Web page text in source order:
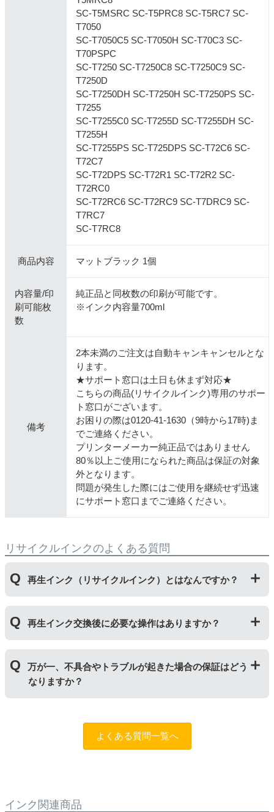
SC-T5MSRC SC-T5PRC8 SC-T5RC7 SC-
T7050
SC-T7050C5 SC-T7050H SC-T70C3 SC-
T70PSPC
SC-T7250 SC-T7250C8 SC-T7250C9 SC-
T7250D
SC-T7250DH SC-T7250H SC-T7250PS SC-
T7255
SC-T7255C0 SC-T7255D SC-T7255DH SC-
T7255H
SC-T7255PS SC-T725DPS SC-T72C6 SC-
T72C7
SC-T72DPS SC-T72R1 SC-T72R2 SC-
T72RC0
SC-T72RC6 SC-T72RC9 SC-T7DRC9 SC-
T7RC7
SC-T7RC8
商品内容 マットブラック 1個
内容量/印
刷可能枚
数
純正品と同枚数の印刷が可能です。
※インク内容量700ml
備考
2本未満のご注文は自動キャンキャンセルとな
ります。
★サポート窓口は土日も休まず対応★
こちらの商品(リサイクルインク)専用のサポー
ト窓口がございます。
お困りの際は0120-41-1630（9時から17時)ま
でご連絡ください。
プリンターメーカー純正品ではありません
80％以上ご使用になられた商品は保証の対象
外となります。
問題が発生した際にはご使用を継続せず迅速
にサポート窓口までご連絡ください。
リサイクルインクのよくある質問
再生インク（リサイクルインク）とはなんですか？
にて洗浄やインク充填をしたうえで、再度販売している
商品です。純正品に比べて、印刷代を節約することがで
きます。
再生インク交換後に必要な操作はありますか？
無効操作」が必要となる場合がございます。プリンター
やパソコンにインク残量は表示されなくなりますが、ス
トップボタンを5秒以上押していただくとご使用いただ
純正品と同様にインク残量表示が必要なお客様は商品名
[残量表示あり]と記載された商品
万が一、不具合やトラブルが起きた場合の保証はどう
なりますか？
お問い合わせフォーム
よくある質問一覧へ
インク関連商品